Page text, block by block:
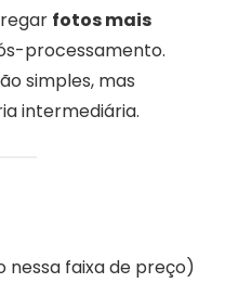
fotos mais
processamento.
simples, mas
intermediária.
nessa faixa de preço)